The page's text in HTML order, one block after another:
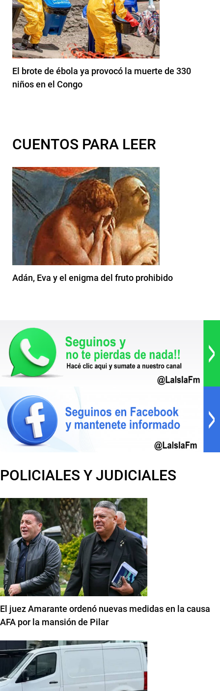
El brote de ébola ya provocó la muerte de 330
niños en el Congo
CUENTOS PARA LEER
Adán, Eva y el enigma del fruto prohibido
POLICIALES Y JUDICIALES
El juez Amarante ordenó nuevas medidas en la causa
AFA por la mansión de Pilar